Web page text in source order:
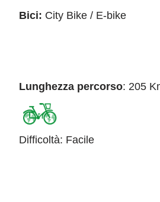
Bici: City Bike / E-bike
Lunghezza percorso: 205
Difficoltà: Facile